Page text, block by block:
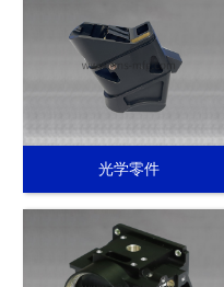
光学零件